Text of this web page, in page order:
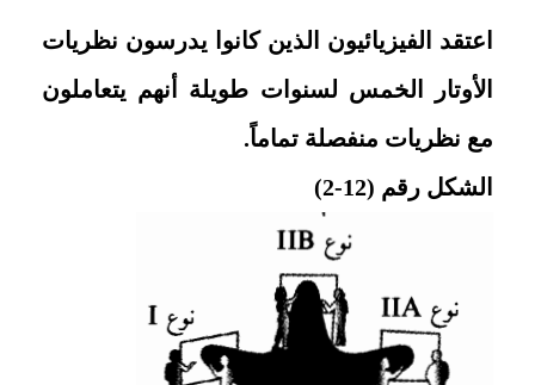
اعتقد الفيزيائيون الذين كانوا يدرسون نظريات
الأوتار الخمس لسنوات طويلة أنهم يتعاملون
مع نظريات منفصلة تماماً.
الشكل رقم (12-2)